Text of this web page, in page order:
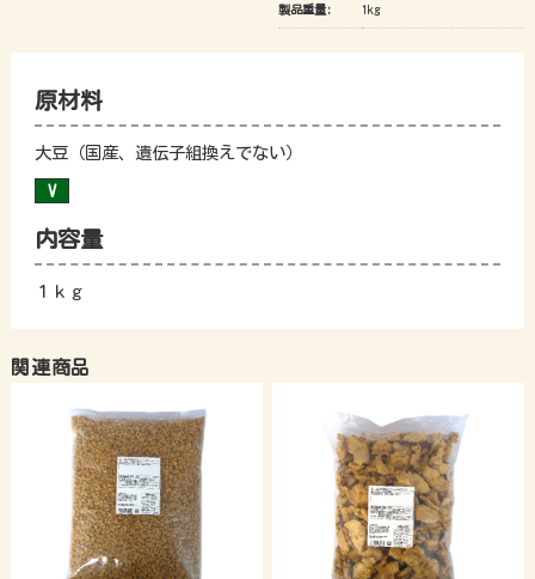
製品重量: 1kg
原材料
大豆（国産、遺伝子組換えでない）
内容量
１ｋｇ
関連商品